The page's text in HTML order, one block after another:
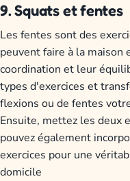
9. Squats et fentes
Les fentes sont des
peuvent faire à la
coordination et leur
types d'exercices et
flexions ou de fentes
Ensuite, mettez les deux
pouvez également
exercices pour une
domicile